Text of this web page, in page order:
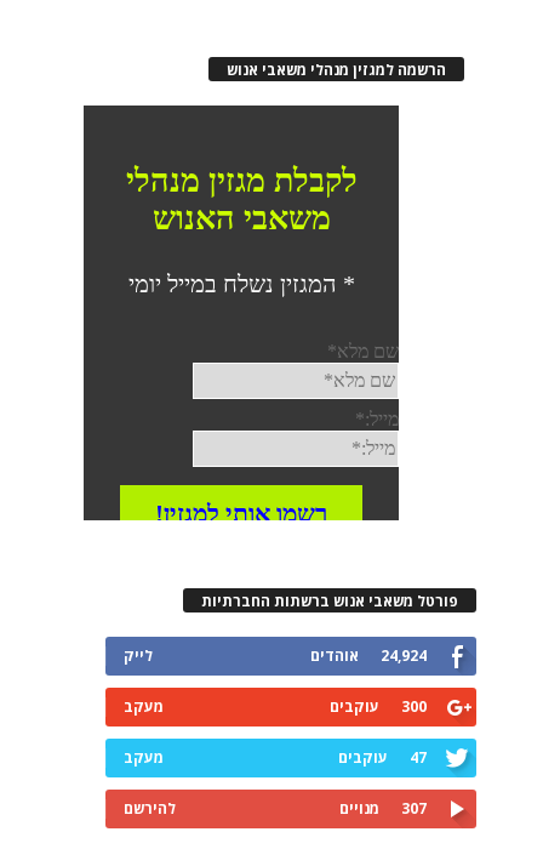
הרשמה למגזין מנהלי משאבי אנוש
פורטל משאבי אנוש ברשתות החברתיות
24,924 אוהדים לייק
300 עוקבים מעקב
47 עוקבים מעקב
307 מנויים להירשם